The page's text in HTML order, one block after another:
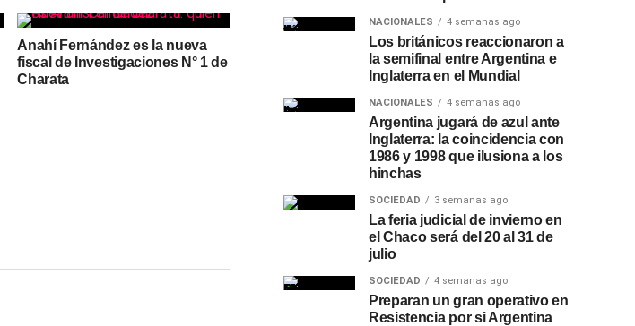
Anahí Fernández es la nueva
fiscal de Investigaciones N° 1 de
Charata
NACIONALES 4 semanas ago
Los británicos reaccionaron a
la semifinal entre Argentina e
Inglaterra en el Mundial
NACIONALES 4 semanas ago
Argentina jugará de azul ante
Inglaterra: la coincidencia con
1986 y 1998 que ilusiona a los
hinchas
SOCIEDAD 3 semanas ago
La feria judicial de invierno en
el Chaco será del 20 al 31 de
julio
SOCIEDAD 4 semanas ago
Preparan un gran operativo en
Resistencia por si Argentina